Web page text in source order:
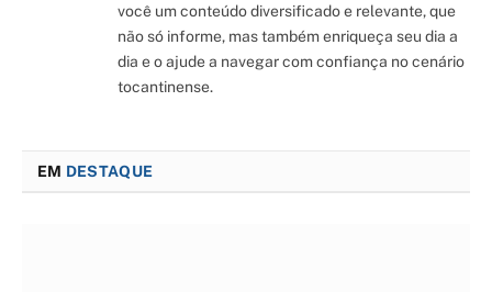
você um conteúdo diversificado e relevante, que
não só informe, mas também enriqueça seu dia a
dia e o ajude a navegar com confiança no cenário
tocantinense.
EM DESTAQUE